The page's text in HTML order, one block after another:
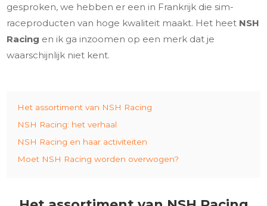
gesproken, we hebben er een in Frankrijk die sim-
raceproducten van hoge kwaliteit maakt. Het heet NSH
Racing en ik ga inzoomen op een merk dat je
waarschijnlijk niet kent.
Het assortiment van NSH Racing
NSH Racing: het verhaal
NSH Racing en haar activiteiten
Moet NSH Racing worden overwogen?